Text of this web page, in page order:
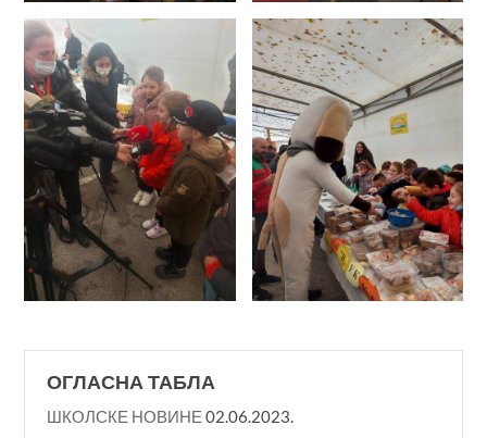
ОГЛАСНА ТАБЛА
ШКОЛСКЕ НОВИНЕ 02.06.2023.